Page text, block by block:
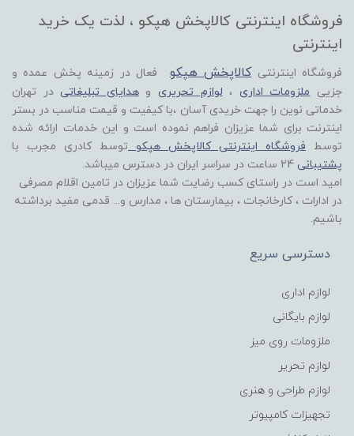
فروشگاه اینترنتی کالاپخش هپکو ، لذت یک خرید
اینترنتی
فروشگاه اینترنتی کالاپخش هپکو
فعال در زمینه پخش عمده و
جزیی ملزومات اداری ، لوازم تحریری وهدایای تبلیغاتیدر تهران
خدماتی نوین را جهت خریدی آسان ،با کیفیت و قیمت مناسب در بستر
اینترنت برای شما عزیزان فراهم نموده است و این خدمات ارائه شده
توسط فروشگاه اینترنتی کالاپخش هپکو
توسط کادری مجرب با
پشتیبانی
امید است در راستای کسب رضایت شما عزیزان در تامین اقلام مصرفی
در ادارات ، کارخانجات ، بیمارستان ها ، مدارس و... قدمی مفید برداشته
باشیم.
دسترسی سریع
لوازم اداری
لوازم بایگانی
ملزومات روی میز
لوازم تحریر
لوازم طراحی و هنری
تجهیزات کامپیوتر